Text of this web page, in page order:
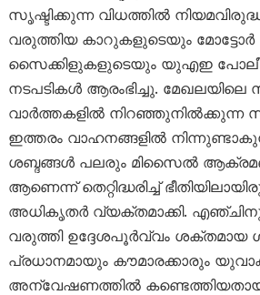
സൃഷ്ടിക്കുന്ന വിധത്തിൽ
വരുത്തിയ കാറുകളുടെയും മോട്ടോർ
സൈക്കിളുകളുടെയും യുഎഇ
നടപടികൾ ആരംഭിച്ചു.
വാർത്തകളിൽ നിറഞ്ഞുനിൽക്കുന്ന
ഇത്തരം വാഹനങ്ങളിൽ
ശബ്ദങ്ങൾ പലരും മിസൈൽ
ആണെന്ന് തെറ്റിദ്ധരിച്ച്
അധികൃതർ വ്യക്തമാക്കി.
വരുത്തി ഉദ്ദേശപൂർവ്വം ശക്തമായ
പ്രധാനമായും കൗമാരക്കാരും
അന്വേഷണത്തിൽ